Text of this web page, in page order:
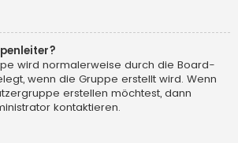
wird normalerweise durch die Board-
wenn die Gruppe erstellt wird. Wenn
erstellen möchtest, dann
kontaktieren.